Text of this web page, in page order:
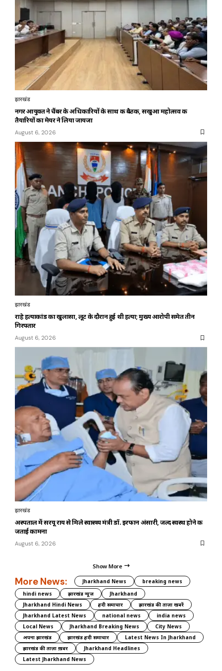
झारखंड
नगर आयुक्त ने चैंबर के अधिकारियों के साथ की बैठक, सखुआ महोत्सव की
तैयारियों का मेयर ने लिया जायजा
August 6, 2026
झारखंड
राहे हत्याकांड का खुलासा, लूट के दौरान हुई थी हत्या; मुख्य आरोपी समेत तीन
गिरफ्तार
August 6, 2026
झारखंड
अस्पताल में सरयू राय से मिले स्वास्थ्य मंत्री डॉ. इरफान अंसारी, जल्द स्वस्थ होने की
जताई कामना
August 6, 2026
Show More
More News: Jharkhand News
breaking news
hindi news
झारखंड न्यूज़
Jharkhand
Jharkhand Hindi News
हिंदी समाचार
झारखंड की ताज़ा खबरें
Jharkhand Latest News
national news
india news
Local News
Jharkhand Breaking News
City News
अपना झारखंड
झारखंड हिंदी समाचार
Latest News In Jharkhand
झारखंड की ताज़ा ख़बर
Jharkhand Headlines
Latest Jharkhand News